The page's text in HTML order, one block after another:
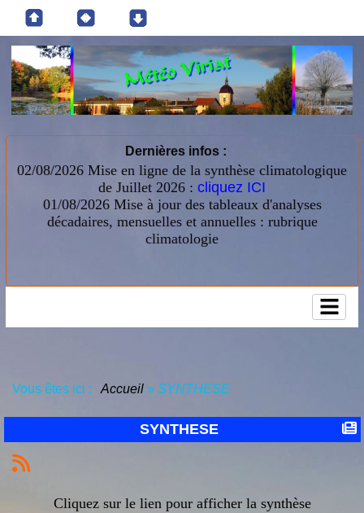
Dernières infos :
02/08/2026 Mise en ligne de la synthèse climatologique
de Juillet 2026 : cliquez ICI
01/08/2026 Mise à jour des tableaux d'analyses
décadaires, mensuelles et annuelles : rubrique
climatologie
Vous êtes ici : Accueil » SYNTHESE
SYNTHESE
Cliquez sur le lien pour afficher la synthèse